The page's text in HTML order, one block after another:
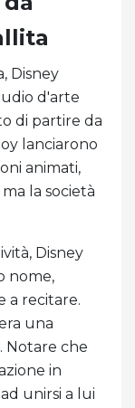
Disney
d'arte
di partire da
lanciarono
animati,
la società
Disney
nome,
a recitare.
una
Notare che
in
unirsi a lui